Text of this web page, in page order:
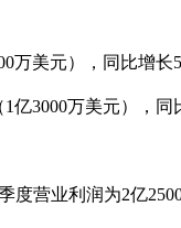
万美元），同比增长
1亿3000万美元），同
度营业利润为2亿